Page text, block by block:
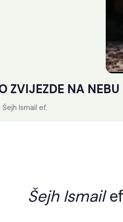
ZVIJEZDE NA NEBU
Ismail ef.
Ismail